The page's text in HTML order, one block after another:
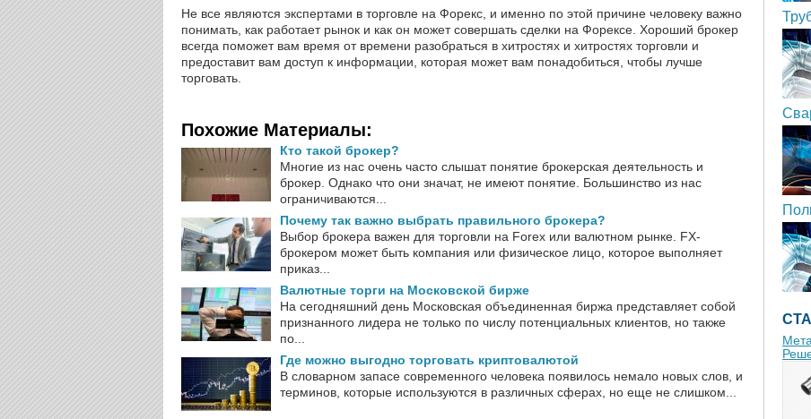
Не все являются экспертами в торговле на Форекс, и именно по этой причине человеку важно
понимать, как работает рынок и как он может совершать сделки на Форексе. Хороший брокер
всегда поможет вам время от времени разобраться в хитростях и хитростях торговли и
предоставит вам доступ к информации, которая может вам понадобиться, чтобы лучше
торговать.
Похожие Материалы:
Кто такой брокер?
Многие из нас очень часто слышат понятие брокерская деятельность и
брокер. Однако что они значат, не имеют понятие. Большинство из нас
ограничиваются...
Почему так важно выбрать правильного брокера?
Выбор брокера важен для торговли на Forex или валютном рынке. FX-
брокером может быть компания или физическое лицо, которое выполняет
приказ...
Валютные торги на Московской бирже
На сегодняшний день Московская объединенная биржа представляет собой
признанного лидера не только по числу потенциальных клиентов, но также
по...
Где можно выгодно торговать криптовалютой
В словарном запасе современного человека появилось немало новых слов, и
терминов, которые используются в различных сферах, но еще не слишком...